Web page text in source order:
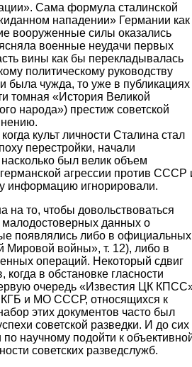
Сама формула сталинской
нападении» Германии как
вооруженные силы оказались
военные неудачи первых
вины как бы перекладывалась
политическому руководству
была чужда, то уже в публикациях
томная «История Великой
народа») престиж советской
культ личности Сталина стал
перестройки, начали
был велик объем
агрессии против СССР
информацию игнорировали.
на то, чтобы довольствоваться
малодостоверных данных о
появлялись либо в официальных
Мировой войны», т. 12), либо в
операций. Некоторый сдвиг
в обстановке гласности
очередь «Известия ЦК
КГБ и МО СССР, относящихся к
этих документов часто был
советской разведки. И до сих
научному подойти к
советских разведслужб.